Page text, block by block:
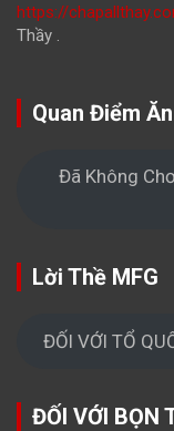
https://
Thầy .
Quan Điểm
Đã Không
Lời Thề MFG
ĐỐI VỚI TỔ
ĐỐI VỚI BỌN